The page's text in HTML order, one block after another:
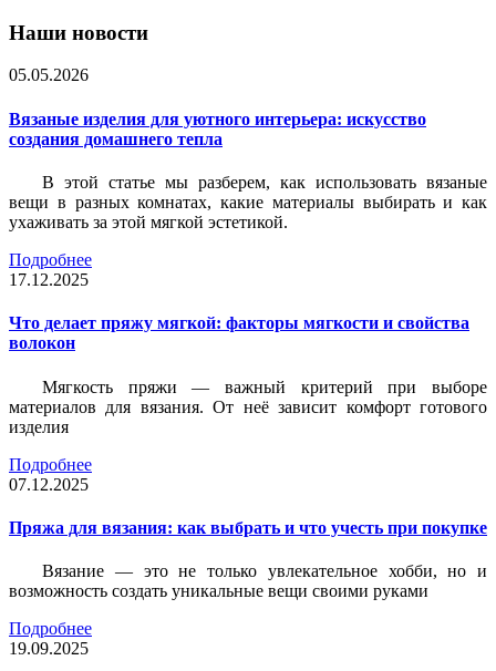
Наши новости
05.05.2026
Вязаные изделия для уютного интерьера: искусство
создания домашнего тепла
В этой статье мы разберем, как использовать вязаные
вещи в разных комнатах, какие материалы выбирать и как
ухаживать за этой мягкой эстетикой.
Подробнее
17.12.2025
Что делает пряжу мягкой: факторы мягкости и свойства
волокон
Мягкость пряжи — важный критерий при выборе
материалов для вязания. От неё зависит комфорт готового
изделия
Подробнее
07.12.2025
Пряжа для вязания: как выбрать и что учесть при покупке
Вязание — это не только увлекательное хобби, но и
возможность создать уникальные вещи своими руками
Подробнее
19.09.2025